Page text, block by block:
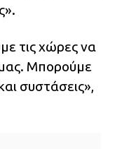
τις χώρες να
Μπορούμε
συστάσεις»,